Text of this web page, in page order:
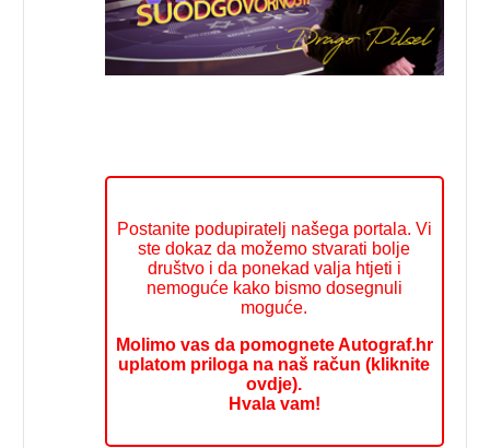
Postanite podupiratelj našega portala. Vi
ste dokaz da možemo stvarati bolje
društvo i da ponekad valja htjeti i
nemoguće kako bismo dosegnuli
moguće.
Molimo vas da pomognete Autograf.hr
uplatom priloga na naš račun (kliknite
ovdje).
Hvala vam!